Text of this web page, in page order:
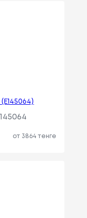
от 3864 тенге